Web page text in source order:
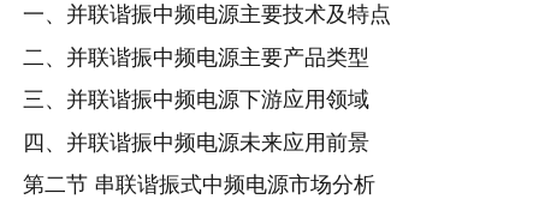
一、并联谐振中频电源主要技术及特点
二、并联谐振中频电源主要产品类型
三、并联谐振中频电源下游应用领域
四、并联谐振中频电源未来应用前景
第二节 串联谐振式中频电源市场分析